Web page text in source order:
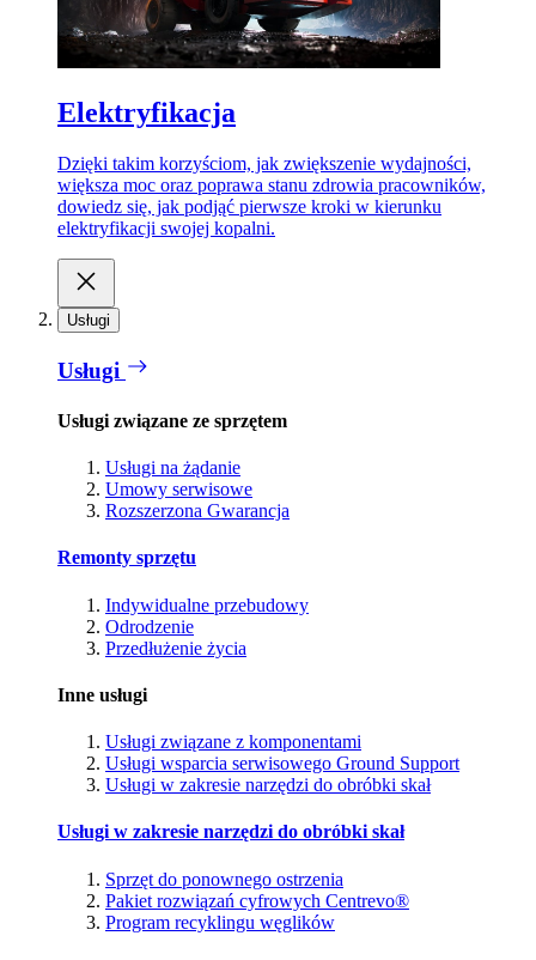
Elektryfikacja
Dzięki takim korzyściom, jak zwiększenie wydajności,
większa moc oraz poprawa stanu zdrowia pracowników,
dowiedz się, jak podjąć pierwsze kroki w kierunku
elektryfikacji swojej kopalni.
Usługi
Usługi
Usługi związane ze sprzętem
Usługi na żądanie
Umowy serwisowe
Rozszerzona Gwarancja
Remonty sprzętu
Indywidualne przebudowy
Odrodzenie
Przedłużenie życia
Inne usługi
Usługi związane z komponentami
Usługi wsparcia serwisowego Ground Support
Usługi w zakresie narzędzi do obróbki skał
Usługi w zakresie narzędzi do obróbki skał
Sprzęt do ponownego ostrzenia
Pakiet rozwiązań cyfrowych Centrevo®
Program recyklingu węglików